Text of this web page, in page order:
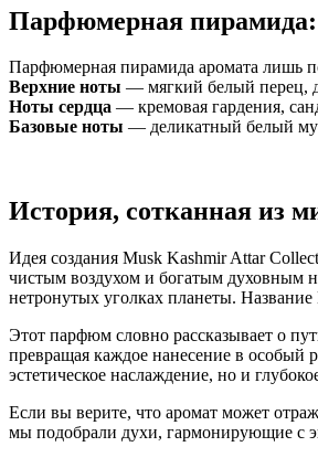
Парфюмерная пирамида:
Парфюмерная пирамида аромата лишь
Верхние ноты — мягкий белый перец,
Ноты сердца — кремовая гардения,
Базовые ноты — деликатный белый
История, сотканная из
Идея создания Musk Kashmir Attar
чистым воздухом и богатым духовным
нетронутых уголках планеты.
Этот парфюм словно рассказывает о
превращая каждое нанесение в особый
эстетическое наслаждение, но и
Если вы верите, что аромат может
мы подобрали духи, гармонирующие с